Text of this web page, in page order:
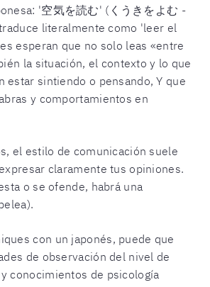
'空気を読む' (くうきをよむ -
literalmente como 'leer el
esperan que no solo leas «entre
la situación, el contexto y lo que
estar sintiendo o pensando, Y que
y comportamientos en
el estilo de comunicación suele
claramente tus opiniones.
o se ofende, habrá una
con un japonés, puede que
de observación del nivel de
conocimientos de psicología